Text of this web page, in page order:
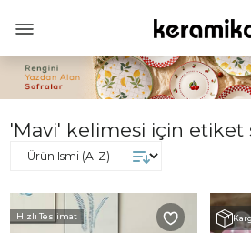
'Mavi' kelimesi için etiket
Hızlı Teslimat